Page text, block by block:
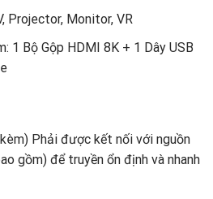
Projector, Monitor, VR
1 Bộ Gộp HDMI 8K + 1 Dây USB
Phải được kết nối với nguồn
gồm) để truyền ổn định và nhanh